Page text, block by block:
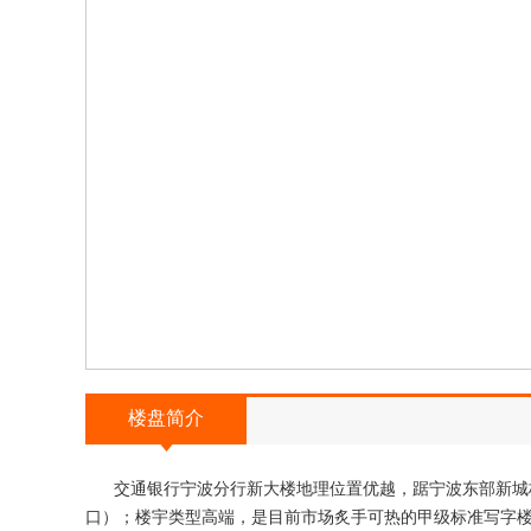
楼盘简介
交通银行宁波分行新大楼地理位置优越，踞宁波东部新
口）；楼宇类型高端，是目前市场炙手可热的甲级标准写字